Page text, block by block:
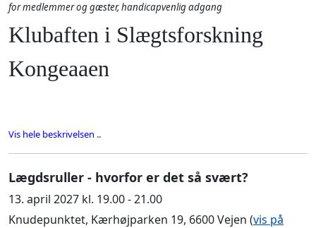
for medlemmer og gæster, handicapvenlig adgang
Klubaften i Slægtsforskning
Kongeaaen
Vis hele beskrivelsen ..
Lægdsruller - hvorfor er det så svært?
13. april 2027 kl. 19.00 - 21.00
Knudepunktet, Kærhøjparken 19, 6600 Vejen (vis på